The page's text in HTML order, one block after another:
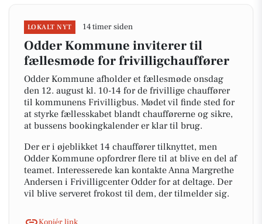
LOKALT NYT 14 timer siden
Odder Kommune inviterer til
fællesmøde for frivilligchauffører
Odder Kommune afholder et fællesmøde onsdag
den 12. august kl. 10-14 for de frivillige chauffører
til kommunens Frivilligbus. Mødet vil finde sted for
at styrke fællesskabet blandt chaufførerne og sikre,
at bussens bookingkalender er klar til brug.
Der er i øjeblikket 14 chauffører tilknyttet, men
Odder Kommune opfordrer flere til at blive en del af
teamet. Interesserede kan kontakte Anna Margrethe
Andersen i Frivilligcenter Odder for at deltage. Der
vil blive serveret frokost til dem, der tilmelder sig.